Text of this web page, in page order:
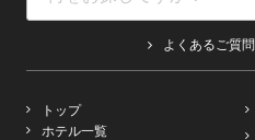
よくあるご質問
トップ
ホテル一覧